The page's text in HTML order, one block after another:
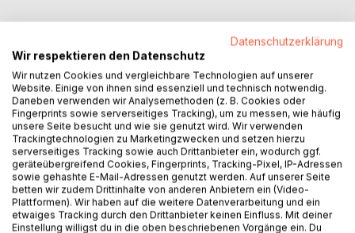
BESCHREIBUNG
Die kleine Schnecke lebt im Wald zwischen vielen Tieren.
Sie möchte so gerne dazugehören. Doch sie ist langsam.
Sie ist leise. Und oft wird sie einfach übersehen. Bis eines
Tages jemand stehen bleibt, und alles sich verändert.
Eine einfühlsame Geschichte über Schüchternheit,
Selbstvertrauen und darüber wie wichtig es ist gesehen zu
Datenschutzerklärung
Wir respektieren den Datenschutz
Wir nutzen Cookies und vergleichbare Technologien auf unserer
Website. Einige von ihnen sind essenziell und technisch notwendig.
Daneben verwenden wir Analysemethoden (z. B. Cookies oder
Fingerprints sowie serverseitiges Tracking), um zu messen, wie häufig
unsere Seite besucht und wie sie genutzt wird. Wir verwenden
Trackingtechnologien zu Marketingzwecken und setzen hierzu
serverseitiges Tracking sowie auch Drittanbieter ein, wodurch ggf.
geräteübergreifend Cookies, Fingerprints, Tracking-Pixel, IP-Adressen
sowie gehashte E-Mail-Adressen genutzt werden. Auf unserer Seite
betten wir zudem Drittinhalte von anderen Anbietern ein (Video-
Plattformen). Wir haben auf die weitere Datenverarbeitung und ein
etwaiges Tracking durch den Drittanbieter keinen Einfluss. Mit deiner
Einstellung willigst du in die oben beschriebenen Vorgänge ein. Du